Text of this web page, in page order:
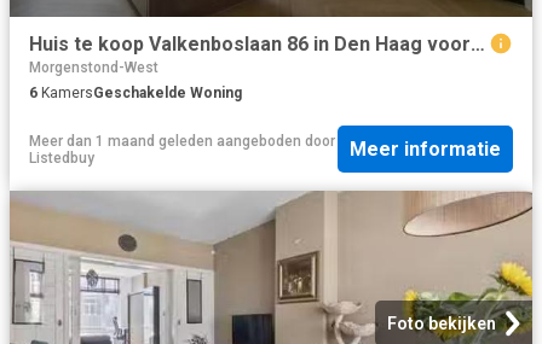
Huis te koop Valkenboslaan 86 in Den Haag voor € 850.000
Morgenstond-West
6 KamersGeschakelde Woning
Meer dan 1 maand geleden aangeboden door
Listedbuy
Meer informatie
Foto bekijken